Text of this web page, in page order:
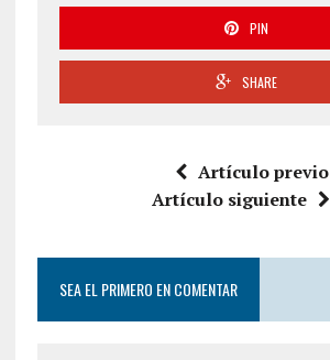
PIN
SHARE
Artículo previo
Artículo siguiente
SEA EL PRIMERO EN COMENTAR